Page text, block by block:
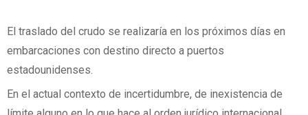
El traslado del crudo se realizaría en los próximos días en
embarcaciones con destino directo a puertos
estadounidenses.
En el actual contexto de incertidumbre, de inexistencia de